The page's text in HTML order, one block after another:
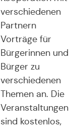
verschiedenen
Partnern
Vorträge für
Bürgerinnen und
Bürger zu
verschiedenen
Themen an. Die
Veranstaltungen
sind kostenlos,